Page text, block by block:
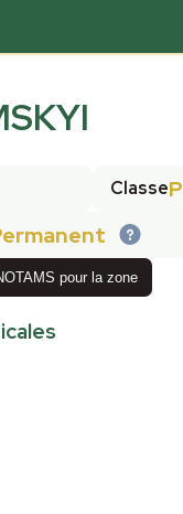
ClasseP
pour la zone